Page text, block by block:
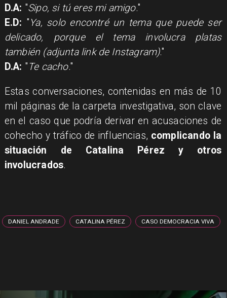
D.A: "Sipo, si tú eres mi amigo."
E.D: "Ya, solo encontré un tema que puede ser
delicado, porque el tema involucra platas
también (adjunta link de Instagram)."
D.A: "Te cacho."
Estas conversaciones, contenidas en más de 10
mil páginas de la carpeta investigativa, son clave
en el caso que podría derivar en acusaciones de
cohecho y tráfico de influencias, complicando la
situación de Catalina Pérez y otros
involucrados.
DANIEL ANDRADE CATALINA PÉREZ CASO DEMOCRACIA VIVA